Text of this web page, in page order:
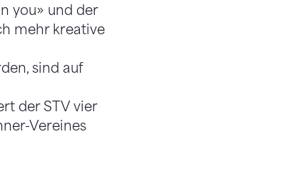
you» und der
mehr kreative
sind auf
der STV vier
Vereines